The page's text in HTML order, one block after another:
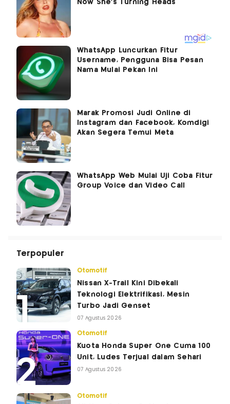
WhatsApp Luncurkan Fitur
Username, Pengguna Bisa Pesan
Nama Mulai Pekan Ini
Marak Promosi Judi Online di
Instagram dan Facebook, Komdigi
Akan Segera Temui Meta
WhatsApp Web Mulai Uji Coba Fitur
Group Voice dan Video Call
Terpopuler
Otomotif
Nissan X-Trail Kini Dibekali
Teknologi Elektrifikasi, Mesin
Turbo Jadi Genset
07 Agustus 2026
Otomotif
Kuota Honda Super One Cuma 100
Unit, Ludes Terjual dalam Sehari
07 Agustus 2026
Otomotif